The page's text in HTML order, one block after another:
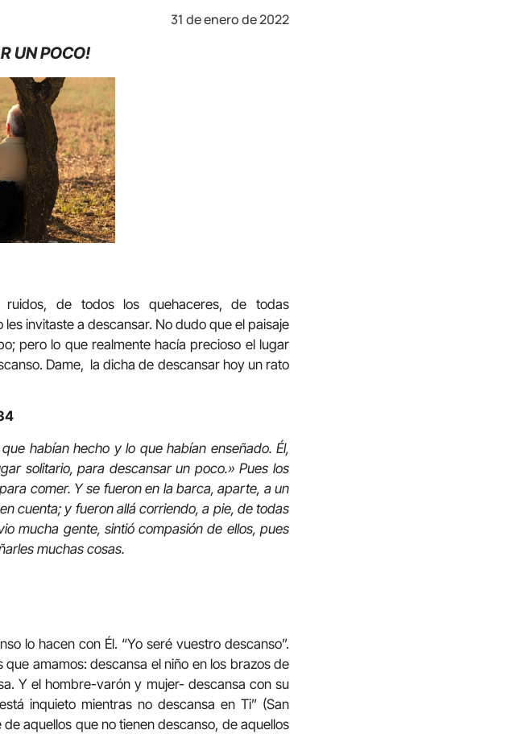
31 de enero de 2022
UN POCO!
de todos los quehaceres, de todas
invitaste a descansar. No dudo que el paisaje
pero lo que realmente hacía precioso el lugar
Dame, la dicha de descansar hoy un rato
habían hecho y lo que habían enseñado. Él,
solitario, para descansar un poco.» Pues los
comer. Y se fueron en la barca, aparte, a un
cuenta; y fueron allá corriendo, a pie, de todas
mucha gente, sintió compasión de ellos, pues
muchas cosas.
lo hacen con Él. “Yo seré vuestro descanso”.
amamos: descansa el niño en los brazos de
Y el hombre-varón y mujer- descansa con su
inquieto mientras no descansa en Ti” (San
aquellos que no tienen descanso, de aquellos